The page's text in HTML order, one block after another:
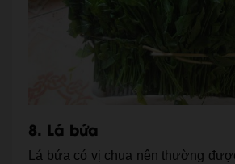
8. Lá bứa
Lá bứa có vị chua nên thường